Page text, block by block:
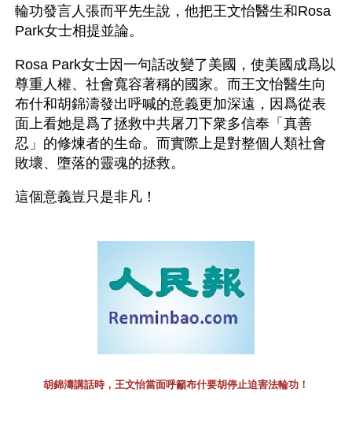
輪功發言人張而平先生說，他把王文怡醫生和Rosa
Park女士相提並論。
Rosa Park女士因一句話改變了美國，使美國成爲以
尊重人權、社會寬容著稱的國家。而王文怡醫生向
布什和胡錦濤發出呼喊的意義更加深遠，因爲從表
面上看她是爲了拯救中共屠刀下衆多信奉「真善
忍」的修煉者的生命。而實際上是對整個人類社會
敗壞、墮落的靈魂的拯救。
這個意義豈只是非凡！
胡錦濤講話時，王文怡當面呼籲布什要胡停止迫害法輪功！